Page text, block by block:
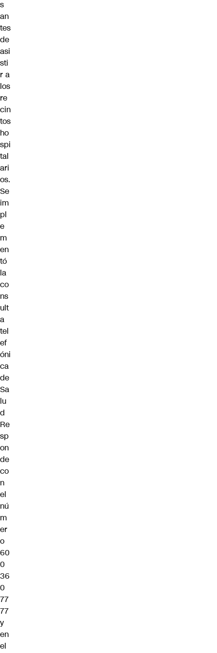
s
an
tes
de
asi
sti
r a
los
re
cin
tos
ho
spi
tal
ari
os.
Se
im
pl
e
m
en
tó
la
co
ns
ult
a
tel
ef
óni
ca
de
Sa
lu
d
Re
sp
on
de
co
n
el
nú
m
er
o
60
0
36
0
77
77
y
en
el